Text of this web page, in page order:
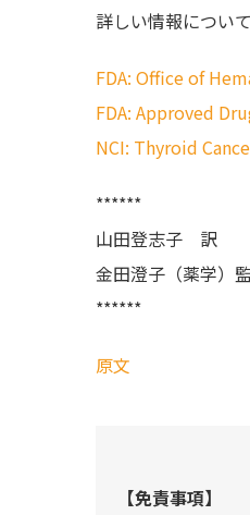
詳しい情報につい
FDA: Office of
FDA: Approved
NCI: Thyroid
******
山田登志子 訳
金田澄子（薬学）
******
原文
【免責事項】